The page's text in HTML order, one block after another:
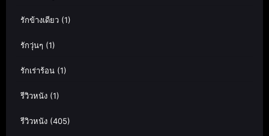
รักข้างเดียว (1)
รักวุ่นๆ (1)
รักเร่าร้อน (1)
รีวิวหนัง (1)
รีวิวหนัง (405)